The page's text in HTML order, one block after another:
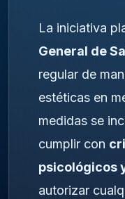
La iniciativa
General de
regular de
estéticas en
medidas se
cumplir con
psicológicos
autorizar